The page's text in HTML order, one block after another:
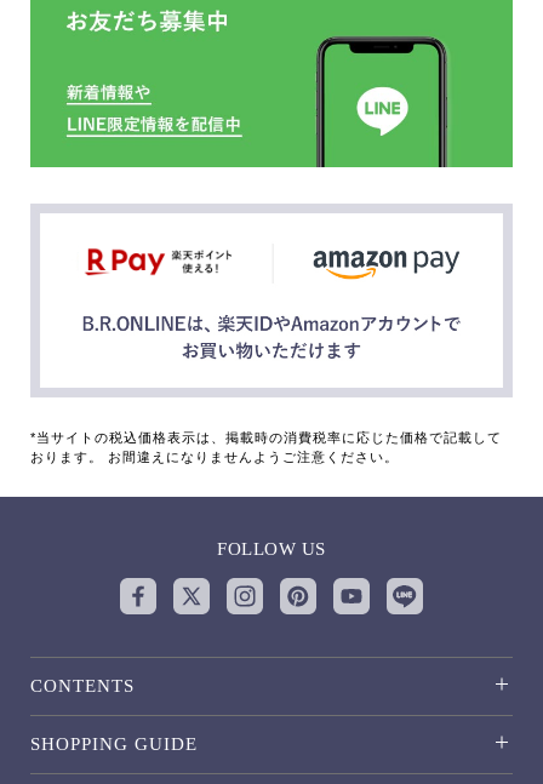
*当サイトの税込価格表示は、掲載時の消費税率に応じた価格で記載して
おります。 お間違えになりませんようご注意ください。
FOLLOW US
CONTENTS
SHOPPING GUIDE